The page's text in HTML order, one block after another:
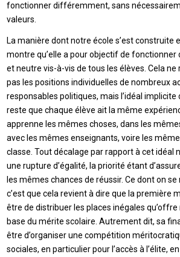
fonctionner différemment, sans
valeurs.
La manière dont notre école s’est construite
montre qu’elle a pour objectif de
et neutre vis-à-vis de tous les élèves. Cela
pas les positions individuelles de nombreux
responsables politiques, mais l’idéal
reste que chaque élève ait la même
apprenne les mêmes choses, dans les
avec les mêmes enseignants, voire les
classe. Tout décalage par rapport à cet idéal
une rupture d’égalité, la priorité étant
les mêmes chances de réussir. Ce dont on
c’est que cela revient à dire que la première
être de distribuer les places inégales
base du mérite scolaire. Autrement dit, sa
être d’organiser une compétition
sociales, en particulier pour l’accès à l’élite,